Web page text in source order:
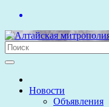
Перейти
содержимому
Новости
Объявления